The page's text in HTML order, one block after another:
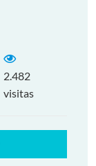
2.482
visitas